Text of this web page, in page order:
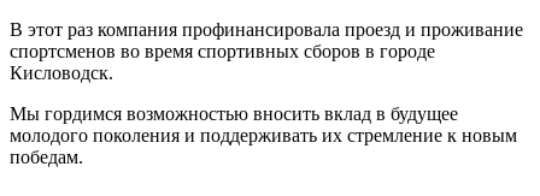
В этот раз компания профинансировала проезд и проживание
спортсменов во время спортивных сборов в городе
Кисловодск.
Мы гордимся возможностью вносить вклад в будущее
молодого поколения и поддерживать их стремление к новым
победам.